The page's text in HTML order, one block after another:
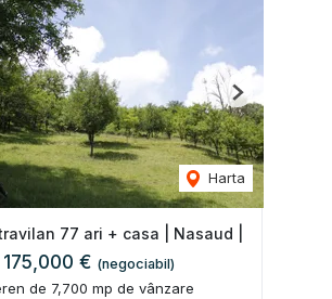
Harta
Next
77 ari + casa | Nasaud |
175,000 € (negociabil)
de 7,700 mp de vânzare